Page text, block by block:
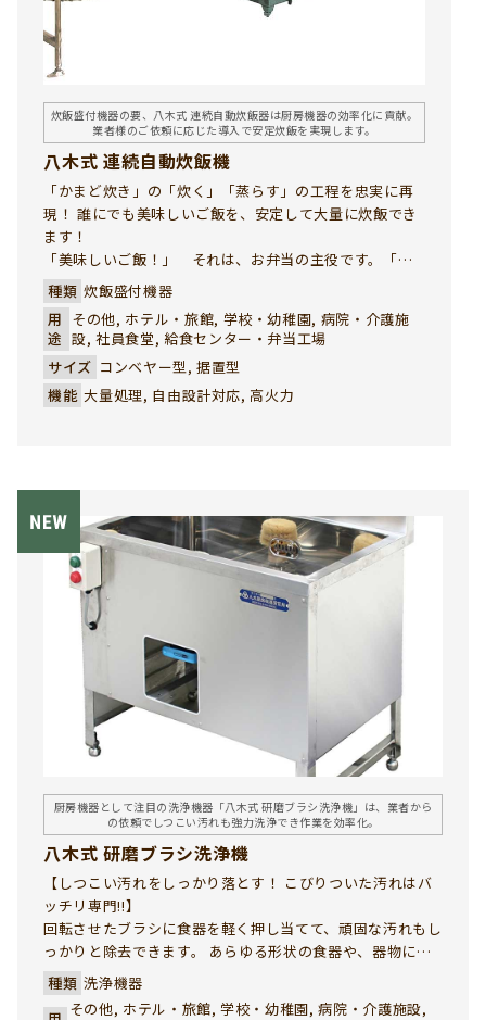
炊飯盛付機器の要、八木式 連続自動炊飯器は厨房機器の効率化に貢献。
業者様のご依頼に応じた導入で安定炊飯を実現します。
八木式 連続自動炊飯機
「かまど炊き」の「炊く」「蒸らす」の工程を忠実に再
現！ 誰にでも美味しいご飯を、安定して大量に炊飯でき
ます！
「美味しいご飯！」 それは、お弁当の主役です。「ご
はん」も立派な御料理です。八木式 連続自動炊飯機は、
独自のバーナーと炊飯釜で、お客様が最も重視される
「ご飯の旨み」を引き出した味のある炊飯を実現しまし
た。ガスの熱効率を最大限に活かして、「かまど炊き」
の美味しさが短時間で実現できる強い味方です。
種類 炊飯盛付機器
用
途
その他, ホテル・旅館, 学校・幼稚園, 病院・介護施
設, 社員食堂, 給食センター・弁当工場
サイズ コンベヤー型, 据置型
機能 大量処理, 自由設計対応, 高火力
厨房機器として注目の洗浄機器「八木式 研磨ブラシ洗浄機」は、業者から
の依頼でしつこい汚れも強力洗浄でき作業を効率化。
八木式 研磨ブラシ洗浄機
【しつこい汚れをしっかり落とす！ こびりついた汚れはバ
ッチリ専門!!】
回転させたブラシに食器を軽く押し当てて、頑固な汚れもし
っかりと除去できます。 あらゆる形状の食器や、器物に対
応し、病院様、レストラン様、給食センター様をはじめ、
あらゆる調理場で作業軽減と省力化に役立ちます。
種類 洗浄機器
その他, ホテル・旅館, 学校・幼稚園, 病院・介護施設,